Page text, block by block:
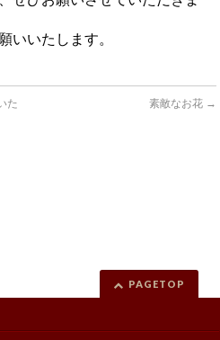
いいたします。
た
素敵なお花 →
PAGETOP